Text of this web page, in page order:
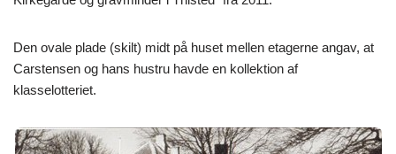
Den ovale plade (skilt) midt på huset mellen etagerne angav, at
Carstensen og hans hustru havde en kollektion af
klasselotteriet.